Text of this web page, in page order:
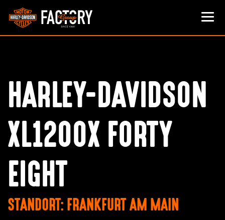
HARLEY-DAVIDSON
XL1200X FORTY
EIGHT
STANDORT: FRANKFURT AM MAIN